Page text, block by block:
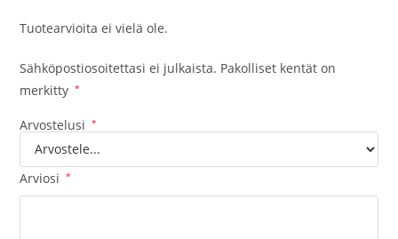
Tuotearvioita ei vielä ole.
Sähköpostiosoitettasi ei julkaista. Pakolliset kentät on
merkitty *
Arvostelusi *
Arviosi *